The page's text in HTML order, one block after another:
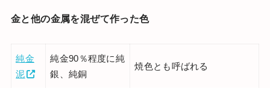
金と他の金属を混ぜて作った色
純金
泥
純金90％程度に純
銀、純銅
焼色とも呼ばれる